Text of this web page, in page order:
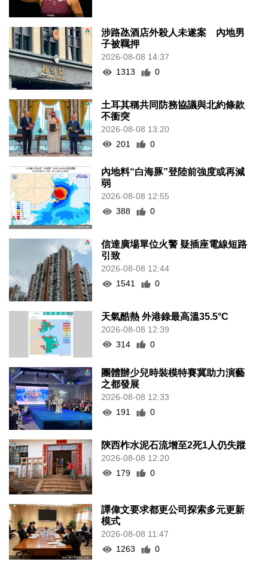
涉路氹酒店外殺人未遂案 內地男
子被羈押
2026-08-08 14:37
1313
0
土耳其稱共同防務協議與北約條款
不衝突
2026-08-08 13:20
201
0
內地料“白海豚”登陸前強度或再減
弱
2026-08-08 12:55
388
0
信達廣場單位火警 疑插座電線短路
引致
2026-08-08 12:44
1541
0
天氣酷熱 外港錄最高溫35.5°C
2026-08-08 12:39
314
0
團體辦少兒時裝模特賽冀助力演藝
之都發展
2026-08-08 12:33
191
0
陝西柞水泥石流增至2死1人仍失蹤
2026-08-08 12:20
179
0
譚偉文要求都更公司探索多元更新
模式
2026-08-08 11:47
1263
0